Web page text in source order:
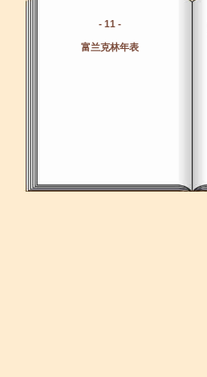
- 11 -
富兰克林年表